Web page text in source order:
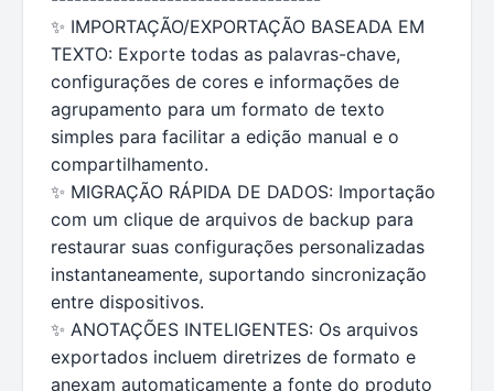
✨ IMPORTAÇÃO/EXPORTAÇÃO BASEADA EM
TEXTO: Exporte todas as palavras-chave,
configurações de cores e informações de
agrupamento para um formato de texto
simples para facilitar a edição manual e o
compartilhamento.
✨ MIGRAÇÃO RÁPIDA DE DADOS: Importação
com um clique de arquivos de backup para
restaurar suas configurações personalizadas
instantaneamente, suportando sincronização
entre dispositivos.
✨ ANOTAÇÕES INTELIGENTES: Os arquivos
exportados incluem diretrizes de formato e
anexam automaticamente a fonte do produto